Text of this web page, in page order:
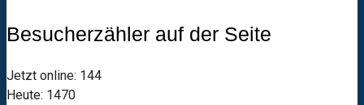
Besucherzähler auf der Seite
Jetzt online: 144
Heute: 1470